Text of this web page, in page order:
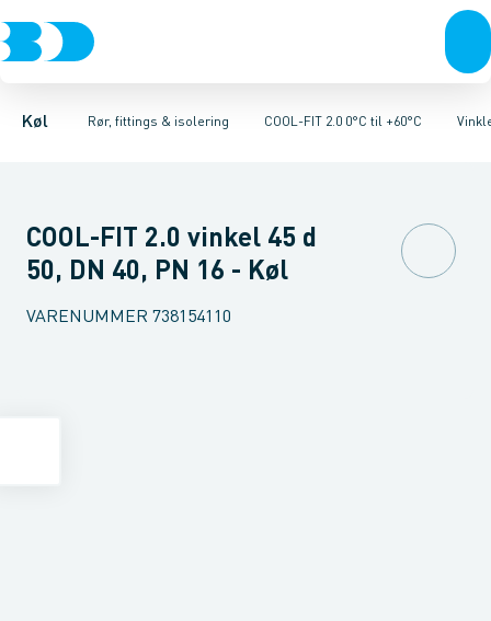
Køl Rør, fittings & isolering
KompressorerKondenseringsaggregaterFordampere
COOL-FIT 2.0 0°C til +60°C
Kølekobberrør, fittings & tilbehørCOOL-FIT 2.0 0°C til +60°C
Rør 2.0 Vinkler 90gr. 2.0Vinkler 45gr. 2.0 T-stykker 2.0 Unioner
COOL-FIT 2.0 vinkel 45 d
50, DN 40, PN 16 - Køl
VARENUMMER 738154110